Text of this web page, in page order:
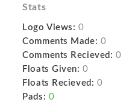
Stats
Logo Views: 0
Comments Made: 0
Comments Recieved: 0
Floats Given: 0
Floats Recieved: 0
Pads: 0